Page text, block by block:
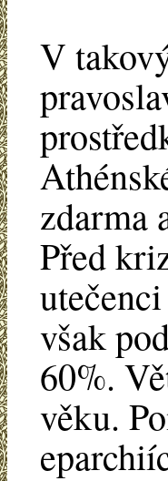
V
zdarma
Před
však
60%.
věku.